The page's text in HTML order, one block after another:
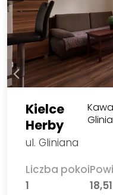
Kielce
Herby
ul. Gliniana
Liczba pokoi
1